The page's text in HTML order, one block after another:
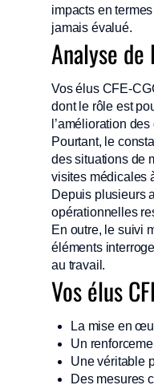
impacts en
jamais évalué.
Analyse de
Vos élus CFE-
dont le rôle est
l’amélioration
Pourtant, le
des situations de
visites médicales
Depuis plusieurs
opérationnelles
En outre, le suivi
éléments
au travail.
Vos élus
La mise en
Un
Une véritable
Des mesures